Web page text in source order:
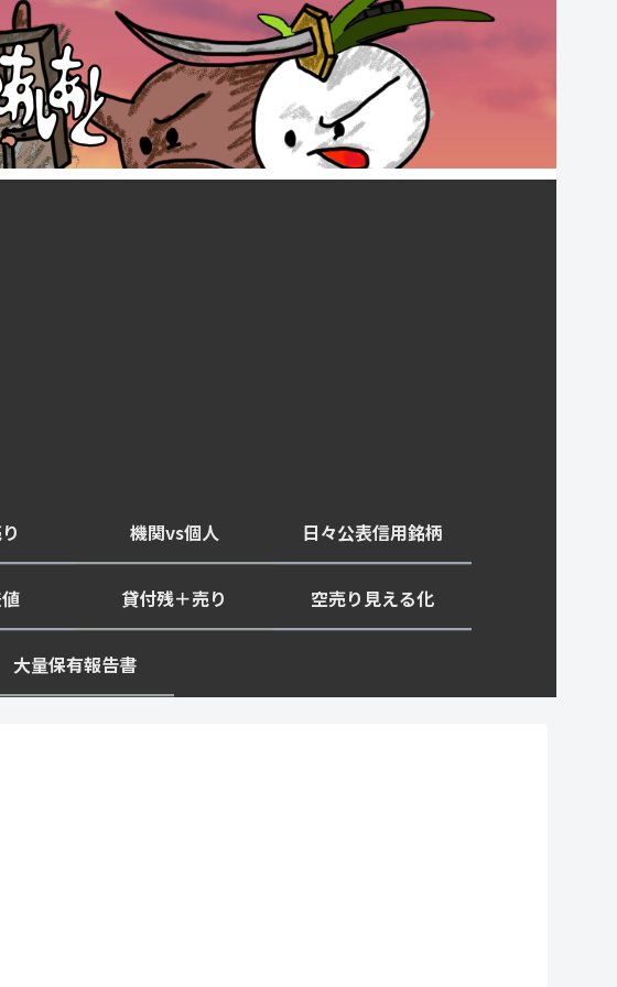
機関vs個人 日々公表信用銘柄
貸付残＋売り 空売り見える化
大量保有報告書